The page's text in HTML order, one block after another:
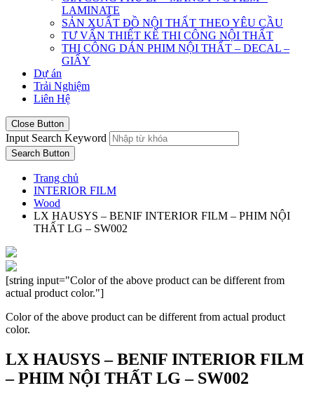
LAMINATE
SẢN XUẤT ĐỒ NỘI THẤT THEO YÊU CẦU
TƯ VẤN THIẾT KẾ THI CÔNG NỘI THẤT
THI CÔNG DÁN PHIM NỘI THẤT – DECAL –
GIẤY
Dự án
Trải Nghiệm
Liên Hệ
Close Button
Input Search Keyword
Search Button
Trang chủ
INTERIOR FILM
Wood
LX HAUSYS – BENIF INTERIOR FILM – PHIM NỘI
THẤT LG – SW002
[string input="Color of the above product can be different from
actual product color."]
Color of the above product can be different from actual product
color.
LX HAUSYS – BENIF INTERIOR FILM
– PHIM NỘI THẤT LG – SW002